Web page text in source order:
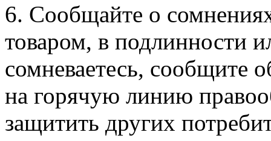
6. Сообщайте о
товаром, в подлинности
сомневаетесь, сообщите
на горячую линию
защитить других